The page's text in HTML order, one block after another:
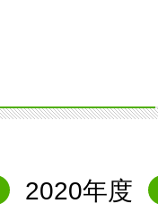
2020年度